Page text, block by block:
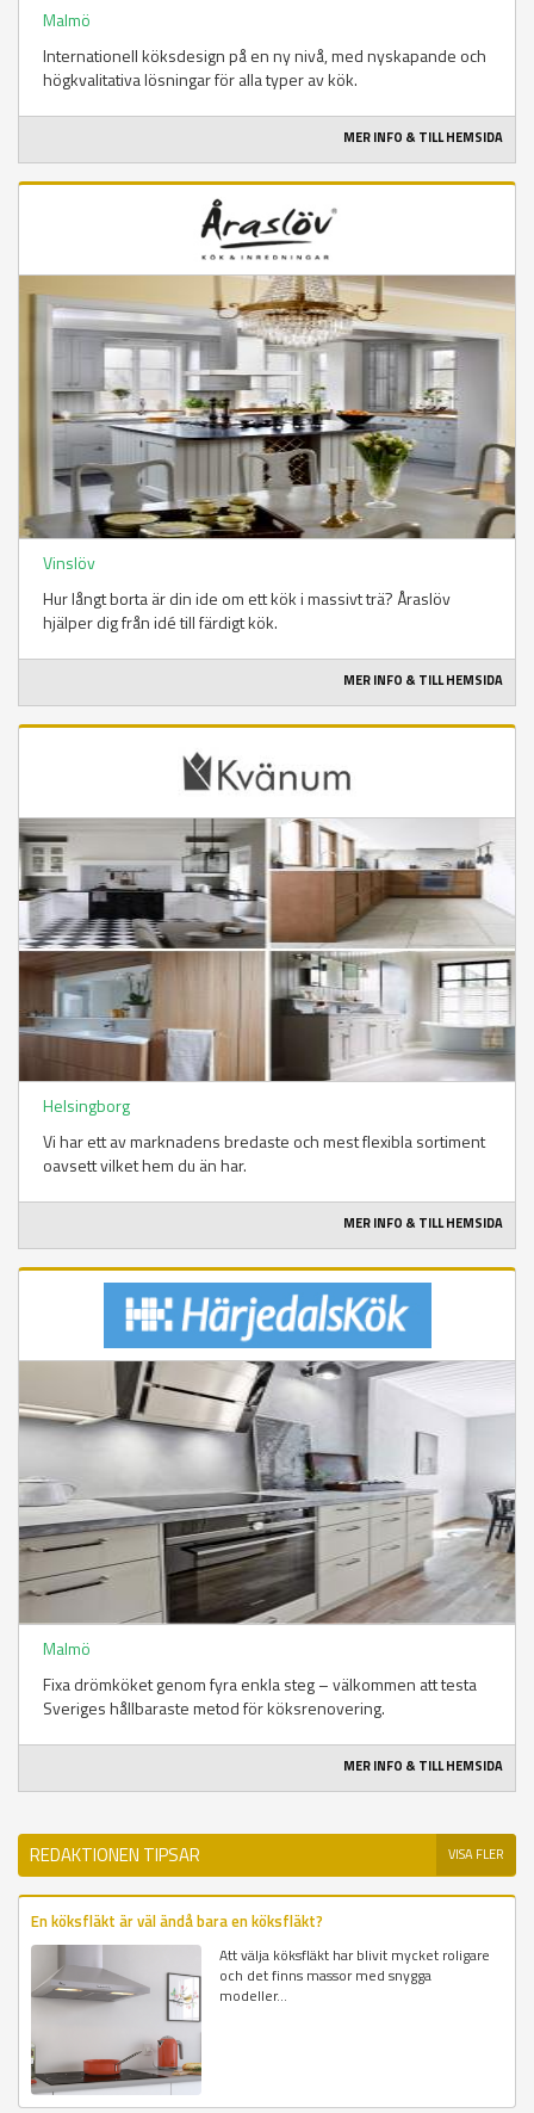
Malmö
Internationell köksdesign på en ny nivå, med nyskapande och
högkvalitativa lösningar för alla typer av kök.
MER INFO & TILL HEMSIDA
Vinslöv
Hur långt borta är din ide om ett kök i massivt trä? Åraslöv
hjälper dig från idé till färdigt kök.
MER INFO & TILL HEMSIDA
Helsingborg
Vi har ett av marknadens bredaste och mest flexibla sortiment
oavsett vilket hem du än har.
MER INFO & TILL HEMSIDA
Malmö
Fixa drömköket genom fyra enkla steg – välkommen att testa
Sveriges hållbaraste metod för köksrenovering.
MER INFO & TILL HEMSIDA
REDAKTIONEN TIPSAR VISA FLER
En köksfläkt är väl ändå bara en köksfläkt?
Att välja köksfläkt har blivit mycket roligare
och det finns massor med snygga
modeller...